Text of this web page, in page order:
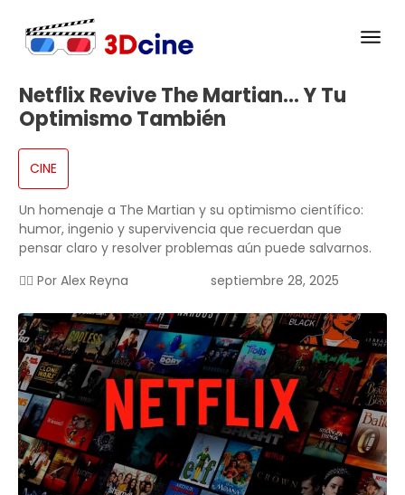
Netflix Revive The Martian… Y Tu
Optimismo También
CINE
Un homenaje a The Martian y su optimismo científico:
humor, ingenio y supervivencia que recuerdan que
pensar claro y resolver problemas aún puede salvarnos.
✍🏻 Por Alex Reyna septiembre 28, 2025